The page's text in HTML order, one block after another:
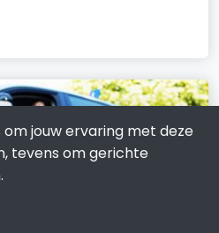
jouw ervaring met deze
tevens om gerichte